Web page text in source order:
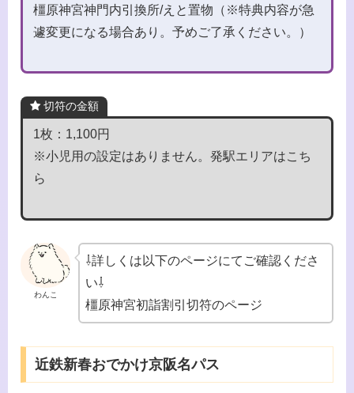
橿原神宮神門内引換所/えと置物（※特典内容が急
遽変更になる場合あり。予めご了承ください。）
切符の金額
1枚：1,100円
※小児用の設定はありません。発駅エリアはこち
ら
わんこ
⇩詳しくは以下のページにてご確認くださ
い⇩
橿原神宮初詣割引切符のページ
近鉄新春おでかけ京阪名パス